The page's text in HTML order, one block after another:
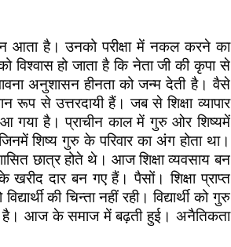
आता है। उनको परीक्षा में नकल करने का
हो जाता है कि नेता जी की कृपा से
अनुशासन हीनता को जन्म देती है। वैसे
से उत्तरदायी हैं। जब से शिक्षा व्यापार
है। प्राचीन काल में गुरु ओर शिष्यमें
शिष्य गुरु के परिवार का अंग होता था।
छात्र होते थे। आज शिक्षा व्यवसाय बन
दार बन गए हैं। पैसों। शिक्षा प्राप्त
की चिन्ता नहीं रही। विद्यार्थी को गुरु
है। आज के समाज में बढ़ती हुई। अनैतिकता